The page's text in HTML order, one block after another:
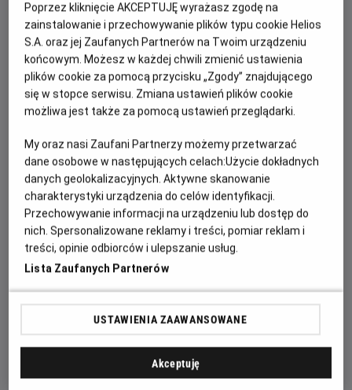
Na czele tej listy znajduje się przywódca czeskiego ruchu
oporu Victor Laszlo (Paul Henreid), którego jedyną nadzieją
jest Rick Blaine (Humphrey Bogart). Rick to cyniczny
Amerykanin, który nie ma zamiaru poświęcać się dla
nikogo... a już na pewno nie dla żony Victora, Ilsy (Ingrid
Bergman), byłej kochanki, która niegdyś złamała mu serce.
umożliwienie Victorowi bezpiecznego wyjazdu z kraju,
zgorzkniały Rick musi dokonać wyboru między własnym
szczęściem a dobrem tych, których życie wisi na włosku.
Wyróżniona trzema Oscarami®, w tym za najlepszy film,
Casablanca to najpopularniejszy i najbardziej uwielbiany film
na świecie!
CENNIK
14 dni +
do seansu do seansu do seansu
Poprzez kliknięcie AKCEPTUJĘ wyrażasz zgodę na
zainstalowanie i przechowywanie plików typu cookie Helios
S.A. oraz jej Zaufanych Partnerów na Twoim urządzeniu
końcowym. Możesz w każdej chwili zmienić ustawienia
plików cookie za pomocą przycisku „Zgody” znajdującego
się w stopce serwisu. Zmiana ustawień plików cookie
możliwa jest także za pomocą ustawień przeglądarki.
My oraz nasi Zaufani Partnerzy możemy przetwarzać
dane osobowe w następujących celach:Użycie dokładnych
danych geolokalizacyjnych. Aktywne skanowanie
charakterystyki urządzenia do celów identyfikacji.
Przechowywanie informacji na urządzeniu lub dostęp do
nich. Spersonalizowane reklamy i treści, pomiar reklam i
treści, opinie odbiorców i ulepszanie usług.
Lista Zaufanych Partnerów
USTAWIENIA ZAAWANSOWANE
Akceptuję